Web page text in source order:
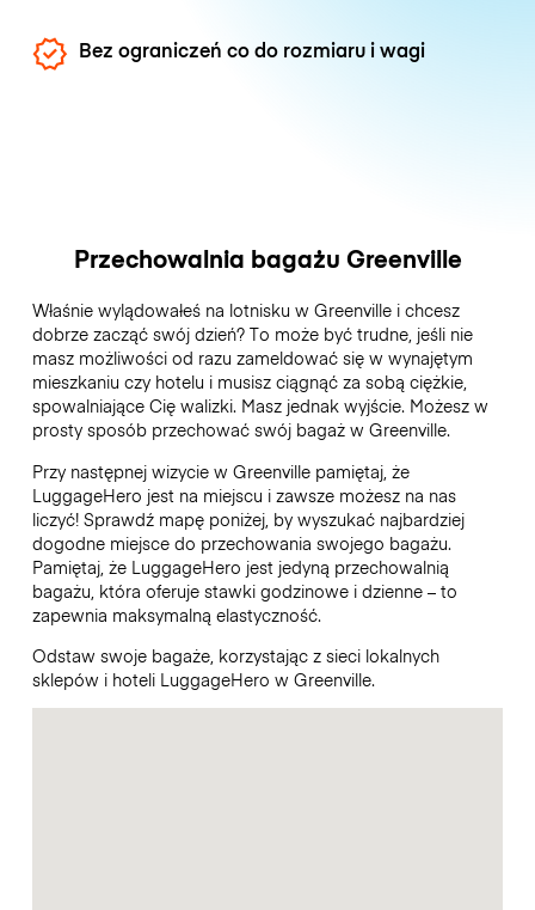
Bez ograniczeń co do rozmiaru i wagi
Przechowalnia bagażu Greenville
Właśnie wylądowałeś na lotnisku w Greenville i chcesz
dobrze zacząć swój dzień? To może być trudne, jeśli nie
masz możliwości od razu zameldować się w wynajętym
mieszkaniu czy hotelu i musisz ciągnąć za sobą ciężkie,
spowalniające Cię walizki. Masz jednak wyjście. Możesz w
prosty sposób przechować swój bagaż w Greenville.
Przy następnej wizycie w Greenville pamiętaj, że
LuggageHero jest na miejscu i zawsze możesz na nas
liczyć! Sprawdź mapę poniżej, by wyszukać najbardziej
dogodne miejsce do przechowania swojego bagażu.
Pamiętaj, że LuggageHero jest jedyną przechowalnią
bagażu, która oferuje stawki godzinowe i dzienne – to
zapewnia maksymalną elastyczność.
Odstaw swoje bagaże, korzystając z sieci lokalnych
sklepów i hoteli LuggageHero w Greenville.